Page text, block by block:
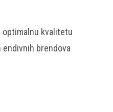
optimalnu kvalitetu
brendova